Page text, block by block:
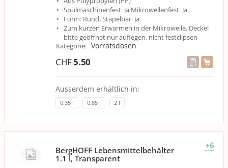
Spülmaschinenfest: Ja Mikrowellenfest: Ja
Form: Rund, Stapelbar: Ja
Zum kurzen Erwärmen in der Mikrowelle, Deckel
bitte geöffnet nur auflegen, nicht festclipsen
Kategorie: Vorratsdosen
CHF5.50
Ausserdem erhältlich in:
0.35 l 0.85 l 2 l
+6
BergHOFF Lebensmittelbehälter
1.1 l, Transparent